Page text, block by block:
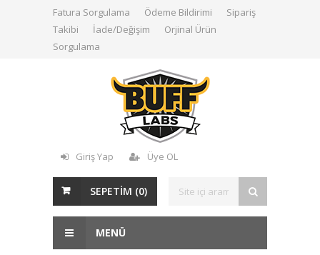
Fatura Sorgulama Ödeme Bildirimi
Sipariş
Takibi
İade/Değişim
Orjinal Ürün
Sorgulama
Giriş Yap Üye OL
SEPETİM (0)
MENÜ